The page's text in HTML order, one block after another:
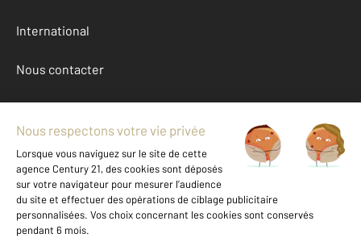
International
Nous contacter
Mentions légales & CGU et Barèmes d'honoraires
Données personnelles
Gestionnaire des cookies